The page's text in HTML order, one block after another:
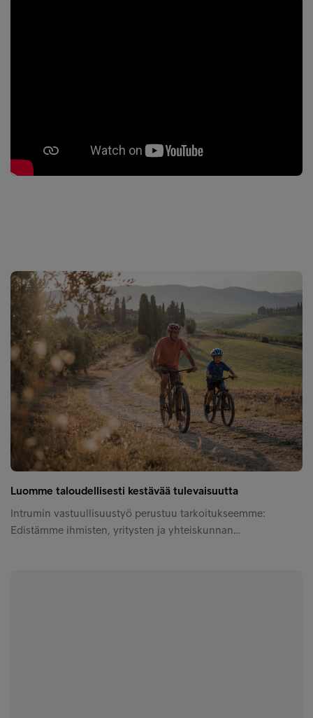
Luomme taloudellisesti kestävää tulevaisuutta
Intrumin vastuullisuustyö perustuu tarkoitukseemme:
Edistämme ihmisten, yritysten ja yhteiskunnan…